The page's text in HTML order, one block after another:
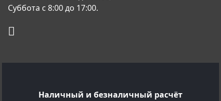
Суббота с 8:00 до 17:00.
Наличный и безналичный расчёт